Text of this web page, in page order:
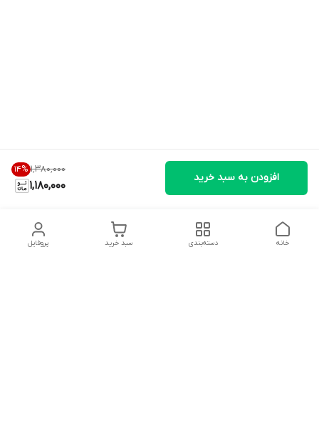
۱٬۳۸۰٬۰۰۰ 14%
1,180,000
افزودن به سبد خرید
پروفایل سبد خرید دسته‌بندی خانه